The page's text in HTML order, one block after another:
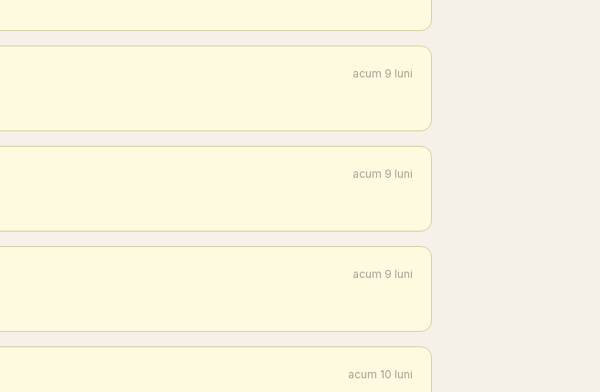
acum 9 luni
acum 9 luni
acum 9 luni
acum 10 luni